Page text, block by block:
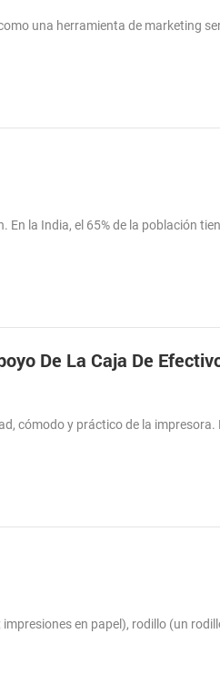
una herramienta de marketing
la India, el 65% de la población
De La Caja De
cómodo y práctico de la impresora.
en papel), rodillo (un